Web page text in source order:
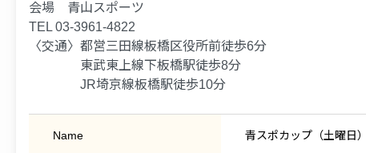
会場 青山スポーツ
TEL 03-3961-4822
〈交通〉都営三田線板橋区役所前徒歩6分
東武東上線下板橋駅徒歩8分
JR埼京線板橋駅徒歩10分
Name 青スポカップ（土曜日